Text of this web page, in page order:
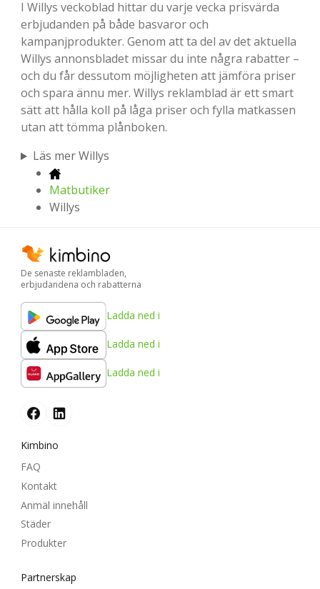
I Willys veckoblad hittar du varje vecka prisvärda
erbjudanden på både basvaror och
kampanjprodukter. Genom att ta del av det aktuella
Willys annonsbladet missar du inte några rabatter –
och du får dessutom möjligheten att jämföra priser
och spara ännu mer. Willys reklamblad är ett smart
sätt att hålla koll på låga priser och fylla matkassen
utan att tömma plånboken.
Läs mer Willys
Matbutiker
Willys
De senaste reklambladen,
erbjudandena och rabatterna
Ladda ned i
Ladda ned i
Ladda ned i
Kimbino
FAQ
Kontakt
Anmäl innehåll
Städer
Produkter
Partnerskap